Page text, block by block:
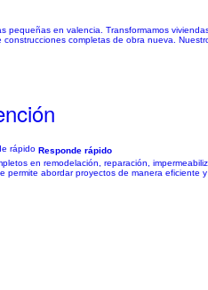
en valencia. Transformamos
completas de obra nueva.
Responde rápido
en remodelación, reparación,
abordar proyectos de manera eficiente